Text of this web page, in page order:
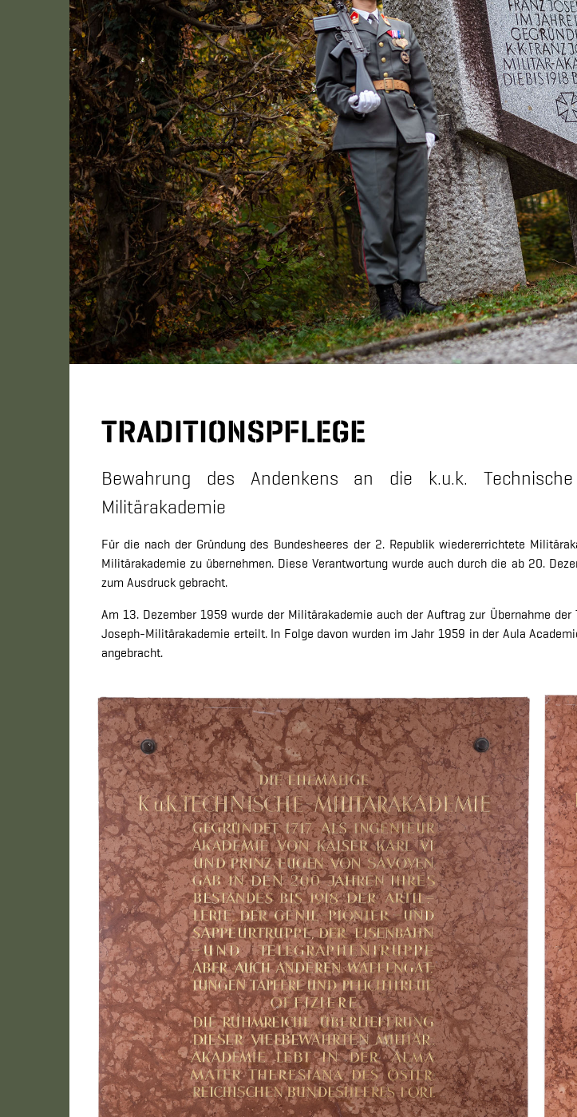
TRADITIONSPFLEGE
Bewahrung des Andenkens an die k.u.k.
Militärakademie
Für die nach der Gründung des Bundesheeres der 2. Republik wiedererrichtete
Militärakademie zu übernehmen. Diese Verantwortung wurde auch durch die ab 20.
zum Ausdruck gebracht.
Am 13. Dezember 1959 wurde der Militärakademie auch der Auftrag zur Übernahme
Joseph-Militärakademie erteilt. In Folge davon wurden im Jahr 1959 in der Aula
angebracht.